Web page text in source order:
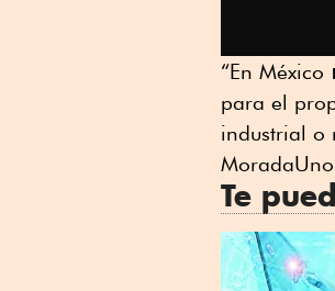
“En México
para el
industrial o
Te